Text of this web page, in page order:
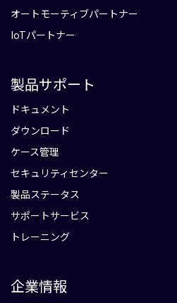
オートモーティブパートナー
IoTパートナー
製品サポート
ドキュメント
ダウンロード
ケース管理
セキュリティセンター
製品ステータス
サポートサービス
トレーニング
企業情報